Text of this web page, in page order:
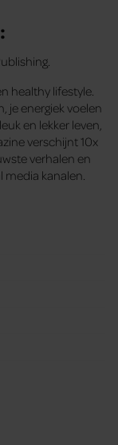
healthy lifestyle.
je energiek voelen
en lekker leven,
verschijnt 10x
verhalen en
kanalen.